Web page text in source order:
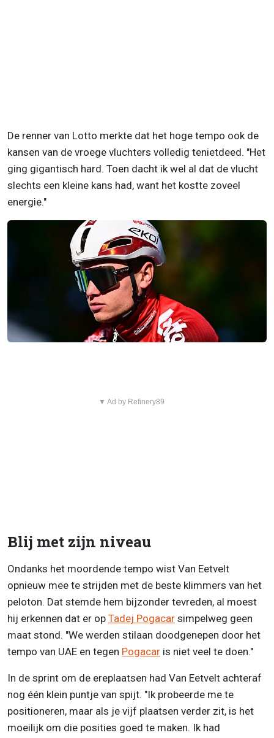
De renner van Lotto merkte dat het hoge tempo ook de
kansen van de vroege vluchters volledig tenietdeed. "Het
ging gigantisch hard. Toen dacht ik wel al dat de vlucht
slechts een kleine kans had, want het kostte zoveel
energie."
▼ Ad by Refinery89
Blij met zijn niveau
Ondanks het moordende tempo wist Van Eetvelt
opnieuw mee te strijden met de beste klimmers van het
peloton. Dat stemde hem bijzonder tevreden, al moest
hij erkennen dat er op Tadej Pogacar simpelweg geen
maat stond. "We werden stilaan doodgenepen door het
tempo van UAE en tegen Pogacar is niet veel te doen."
In de sprint om de ereplaatsen had Van Eetvelt achteraf
nog één klein puntje van spijt. "Ik probeerde me te
positioneren, maar als je vijf plaatsen verder zit, is het
moeilijk om die posities goed te maken. Ik had